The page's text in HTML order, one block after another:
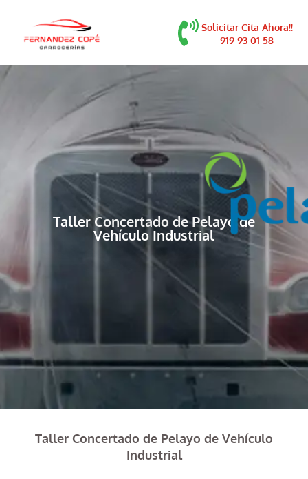
Solicitar Cita Ahora!!
919 93 01 58
Taller Concertado de Pelayo de
Vehículo Industrial
Taller Concertado de Pelayo de Vehículo
Industrial